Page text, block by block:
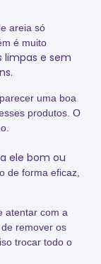
areia só
é muito
limpas e sem
uma boa
produtos. O
ele bom ou
de forma eficaz,
atentar com a
remover os
trocar todo o